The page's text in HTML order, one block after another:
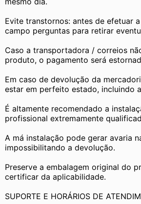
Evite transtornos: antes de efetuar
campo perguntas para retirar
Caso a transportadora / correios
produto, o pagamento será
Em caso de devolução da
estar em perfeito estado, incluindo
É altamente recomendado a
profissional extremamente
A má instalação pode gerar avaria
impossibilitando a devolução.
Preserve a embalagem original do
certificar da aplicabilidade.
SUPORTE E HORÁRIOS DE